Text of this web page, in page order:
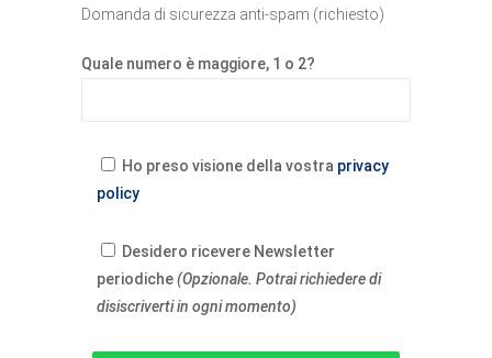
Domanda di sicurezza anti-spam (richiesto)
Quale numero è maggiore, 1 o 2?
Ho preso visione della vostra privacy
policy
Desidero ricevere Newsletter
periodiche(Opzionale. Potrai richiedere di
disiscriverti in ogni momento)